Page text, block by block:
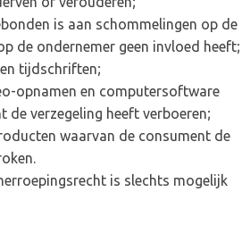
is aan schommelingen op de
de ondernemer geen invloed heeft;
tijdschriften;
opnamen en computersoftware
de verzegeling heeft verboeren;
waarvan de consument de
is slechts mogelijk